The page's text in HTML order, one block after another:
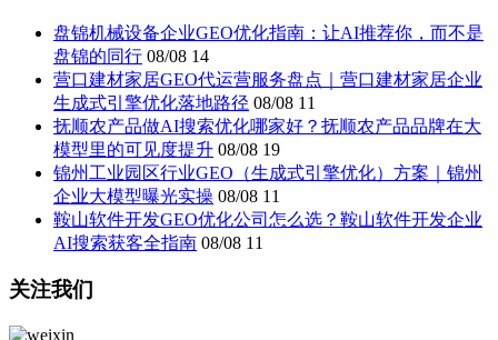
盘锦机械设备企业GEO优化指南：让AI推荐你，而不是
盘锦的同行 08/08 14
营口建材家居GEO代运营服务盘点｜营口建材家居企业
生成式引擎优化落地路径 08/08 11
抚顺农产品做AI搜索优化哪家好？抚顺农产品品牌在大
模型里的可见度提升 08/08 19
锦州工业园区行业GEO（生成式引擎优化）方案｜锦州
企业大模型曝光实操 08/08 11
鞍山软件开发GEO优化公司怎么选？鞍山软件开发企业
AI搜索获客全指南 08/08 11
关注我们